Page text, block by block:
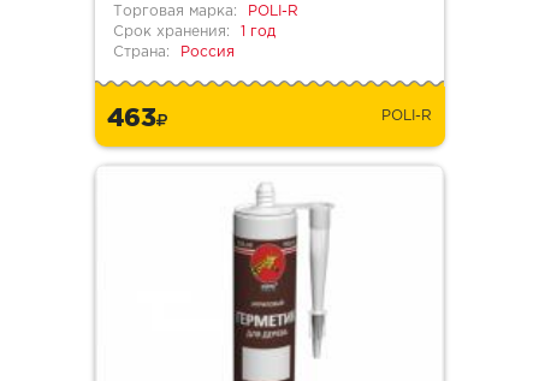
Торговая марка:
POLI-R
Срок хранения:
1 год
Страна:
Россия
463 POLI-R